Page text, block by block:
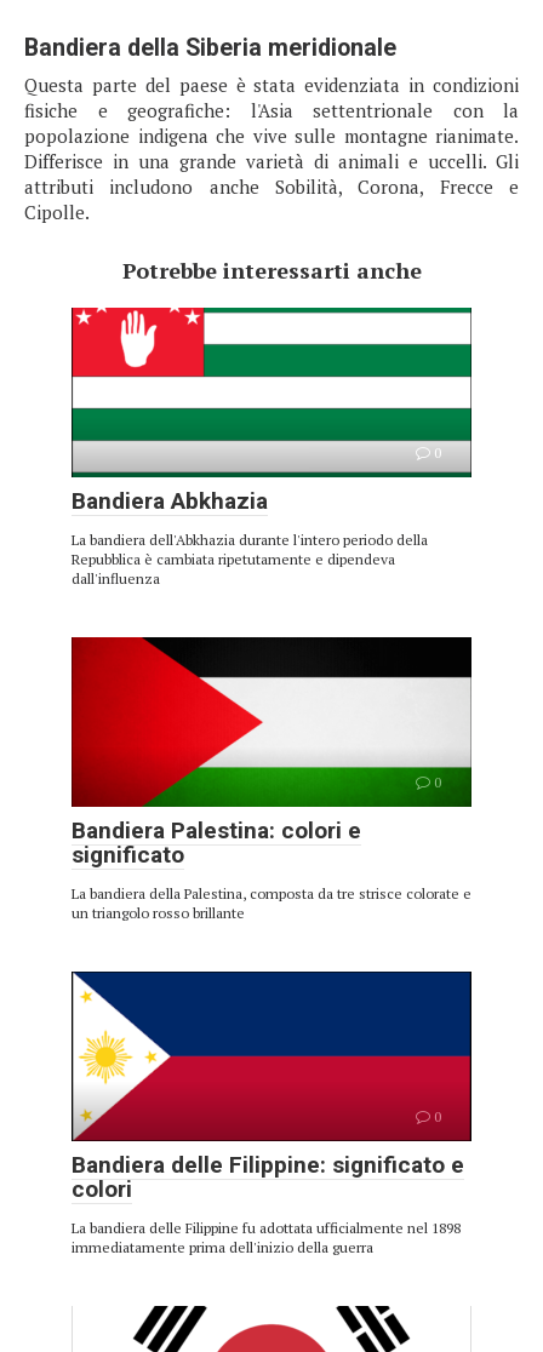
Bandiera della Siberia meridionale
Questa parte del paese è stata evidenziata in condizioni
fisiche e geografiche: l'Asia settentrionale con la
popolazione indigena che vive sulle montagne rianimate.
Differisce in una grande varietà di animali e uccelli. Gli
attributi includono anche Sobilità, Corona, Frecce e
Cipolle.
Potrebbe interessarti anche
0
Bandiera Abkhazia
La bandiera dell'Abkhazia durante l'intero periodo della
Repubblica è cambiata ripetutamente e dipendeva
dall'influenza
0
Bandiera Palestina: colori e
significato
La bandiera della Palestina, composta da tre strisce colorate e
un triangolo rosso brillante
0
Bandiera delle Filippine: significato e
colori
La bandiera delle Filippine fu adottata ufficialmente nel 1898
immediatamente prima dell'inizio della guerra